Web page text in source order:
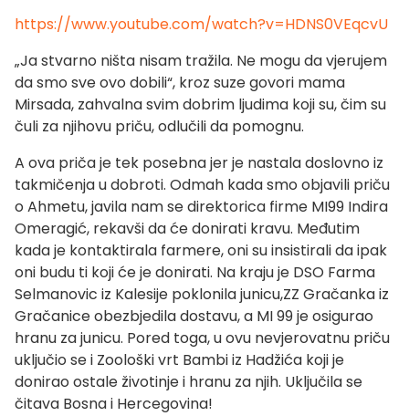
https://www.youtube.com/watch?v=HDNS0VEqcvU
„Ja stvarno ništa nisam tražila. Ne mogu da vjerujem
da smo sve ovo dobili“, kroz suze govori mama
Mirsada, zahvalna svim dobrim ljudima koji su, čim su
čuli za njihovu priču, odlučili da pomognu.
A ova priča je tek posebna jer je nastala doslovno iz
takmičenja u dobroti. Odmah kada smo objavili priču
o Ahmetu, javila nam se direktorica firme MI99 Indira
Omeragić, rekavši da će donirati kravu. Međutim
kada je kontaktirala farmere, oni su insistirali da ipak
oni budu ti koji će je donirati. Na kraju je DSO Farma
Selmanovic iz Kalesije poklonila junicu,ZZ Gračanka iz
Gračanice obezbjedila dostavu, a MI 99 je osigurao
hranu za junicu. Pored toga, u ovu nevjerovatnu priču
uključio se i Zoološki vrt Bambi iz Hadžića koji je
donirao ostale životinje i hranu za njih. Uključila se
čitava Bosna i Hercegovina!